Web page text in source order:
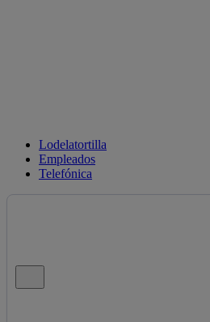
Lodelatortilla
Empleados
Telefónica